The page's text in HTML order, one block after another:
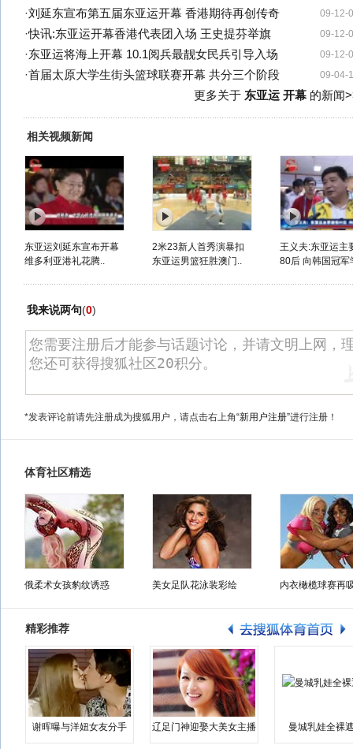
09-12-
·刘延东宣布第五届东亚运开幕 香港期待再创传奇
09-12-
·快讯:东亚运开幕香港代表团入场 王史提芬举旗
09-12-
·东亚运将海上开幕 10.1阅兵最靓女民兵引导入场
09-04-
·首届太原大学生街头篮球联赛开幕 共分三个阶段
更多关于 东亚运 开幕的新闻
相关视频新闻
东亚运刘延东宣布开幕
维多利亚港礼花腾..
2米23新人首秀演暴扣
东亚运男篮狂胜澳门..
王义夫:东亚运主
80后 向韩国冠军
我来说两句(0)
*发表评论前请先注册成为搜狐用户，请点击右上角“新用户注册”进行注册！
体育社区精选
俄柔术女孩豹纹诱惑 美女足队花泳装彩绘 内衣橄榄球赛再
精彩推荐
谢晖曝与洋妞女友分手 辽足门神迎娶大美女主播 曼城乳娃全裸